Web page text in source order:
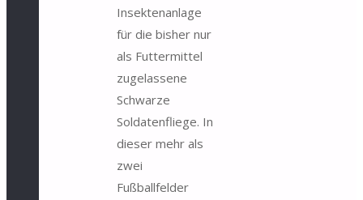
Insektenanlage
für die bisher nur
als Futtermittel
zugelassene
Schwarze
Soldatenfliege. In
dieser mehr als
zwei
Fußballfelder